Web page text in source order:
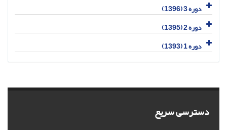
دوره 3 (1396)
دوره 2 (1395)
دوره 1 (1393)
دسترسی سریع